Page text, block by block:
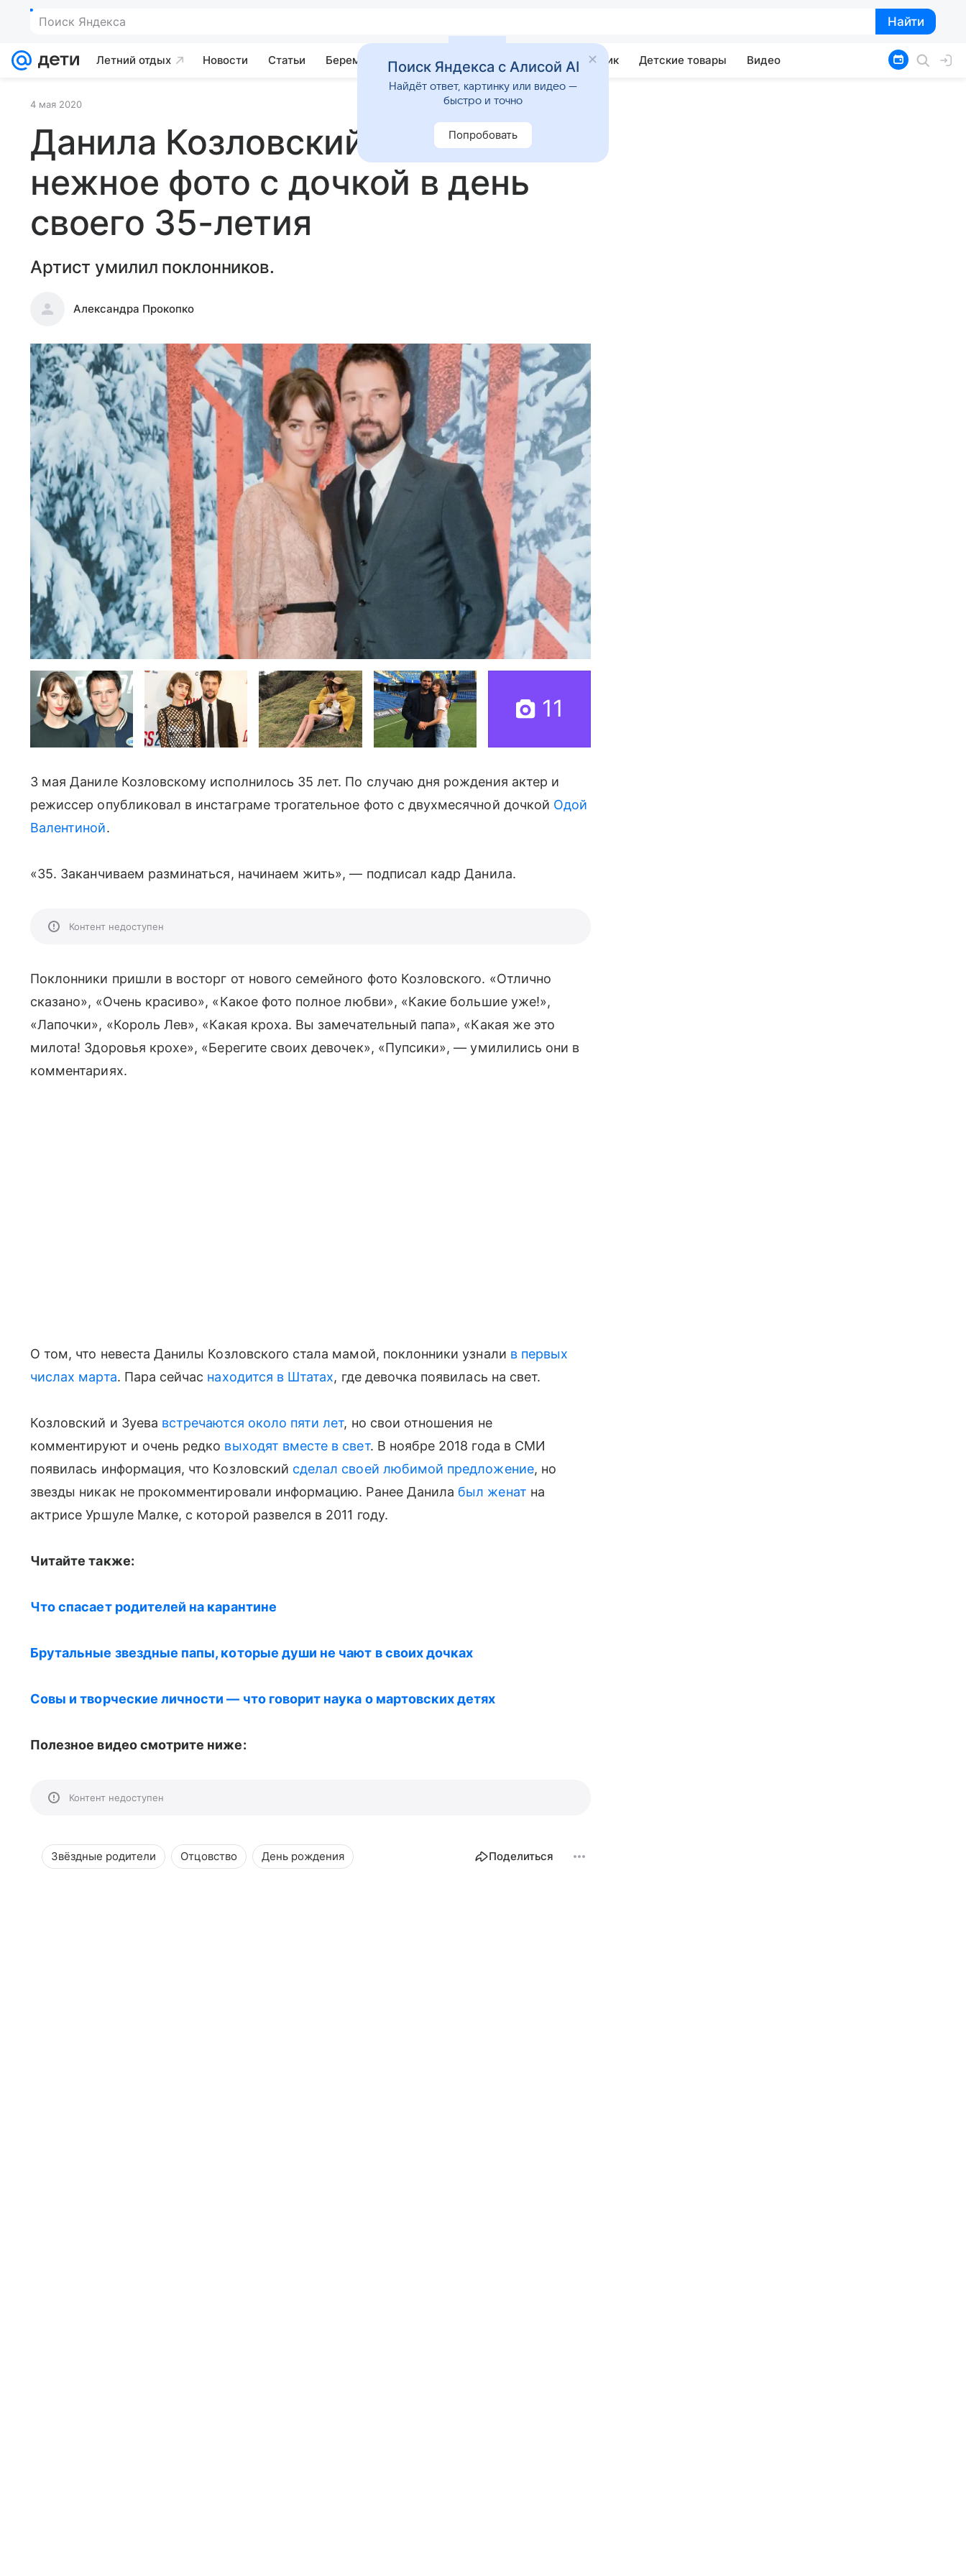
Найти
Найти
Летний отдых Новости Статьи Беременность Развитие Почемучка Учебник Детские товары Видео
4 мая 2020
Данила Козловский показал
нежное фото с дочкой в день
своего 35-летия
Артист умилил поклонников.
Александра Прокопко
11
3 мая Даниле Козловскому исполнилось 35 лет. По случаю дня рождения актер и
режиссер опубликовал в инстаграме трогательное фото с двухмесячной дочкой Одой
Валентиной.
«35. Заканчиваем разминаться, начинаем жить», — подписал кадр Данила.
Контент недоступен
Поклонники пришли в восторг от нового семейного фото Козловского. «Отлично
сказано», «Очень красиво», «Какое фото полное любви», «Какие большие уже!»,
«Лапочки», «Король Лев», «Какая кроха. Вы замечательный папа», «Какая же это
милота! Здоровья крохе», «Берегите своих девочек», «Пупсики», — умилились они в
комментариях.
О том, что невеста Данилы Козловского стала мамой, поклонники узнали в первых
числах марта. Пара сейчас находится в Штатах, где девочка появилась на свет.
Козловский и Зуева встречаются около пяти лет, но свои отношения не
комментируют и очень редко выходят вместе в свет. В ноябре 2018 года в СМИ
появилась информация, что Козловский сделал своей любимой предложение, но
звезды никак не прокомментировали информацию. Ранее Данила был женат на
актрисе Уршуле Малке, с которой развелся в 2011 году.
Читайте также:
Что спасает родителей на карантине
Брутальные звездные папы, которые души не чают в своих дочках
Совы и творческие личности — что говорит наука о мартовских детях
Полезное видео смотрите ниже:
Контент недоступен
Звёздные родители Отцовство День рождения Поделиться
Поиск Яндекса с Алисой AI
Найдёт ответ, картинку или видео —
быстро и точно
Попробовать